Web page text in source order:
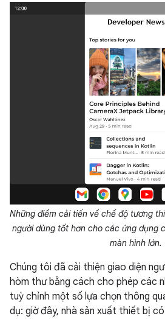
Những điểm cải tiến về chế độ tương
người dùng tốt hơn cho các ứng dụng
màn hình lớn.
Chúng tôi đã cải thiện giao diện
hòm thư bằng cách cho phép các
tuỳ chỉnh một số lựa chọn thông
dụ: giờ đây, nhà sản xuất thiết bị